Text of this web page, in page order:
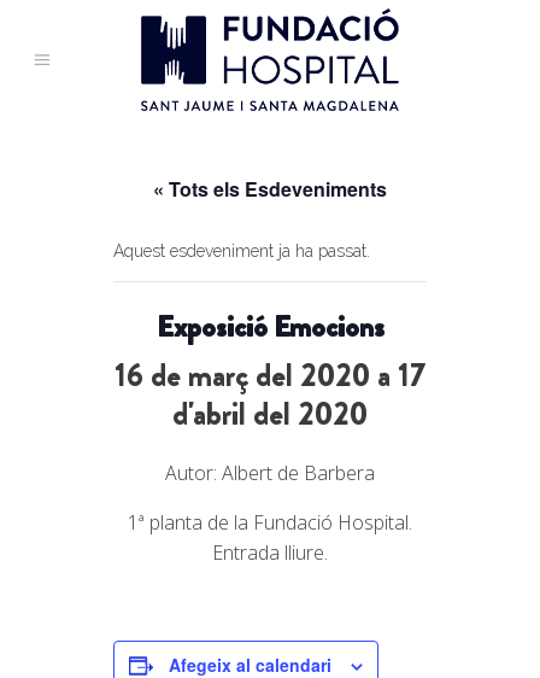
« Tots els Esdeveniments
Aquest esdeveniment ja ha passat.
Exposició Emocions
16 de març del 2020 a 17
d'abril del 2020
Autor: Albert de Barbera
1ª planta de la Fundació Hospital.
Entrada lliure.
Afegeix al calendari